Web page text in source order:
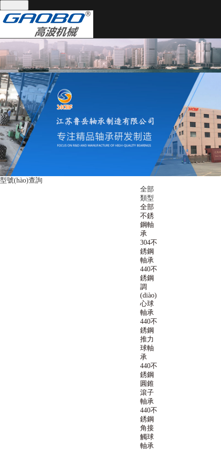
全國(guó)統(tǒng)一服務(wù)熱線：
13395101668
網(wǎng)站首頁(yè)
關(guān)于我們
產(chǎn)品中心
產(chǎn)品中心
公司實(shí)景 軸承分類 技術(shù)支持
技術(shù)支持
新聞資訊
型號(hào)查詢
全部
類型
全部
不銹
鋼軸
承
304不
銹鋼
軸承
440不
銹鋼
調
(diào)
心球
軸承
440不
銹鋼
推力
球軸
承
440不
銹鋼
圓錐
滾子
軸承
440不
銹鋼
角接
觸球
軸承